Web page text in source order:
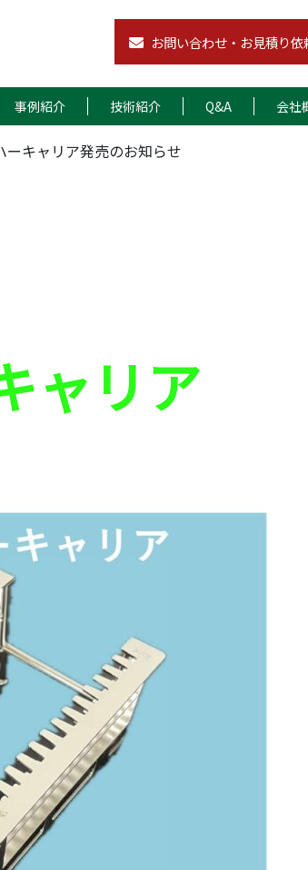
お問い合わせ・お見積り依
事例紹介 技術紹介 Q&A 会社
ーキャリア発売のお知らせ
ャリア